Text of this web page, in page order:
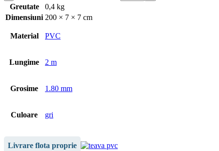
Greutate
0,4 kg
Dimensiuni 200 × 7 × 7 cm
Material PVC
Lungime 2 m
Grosime 1.80 mm
Culoare gri
Livrare flota proprie